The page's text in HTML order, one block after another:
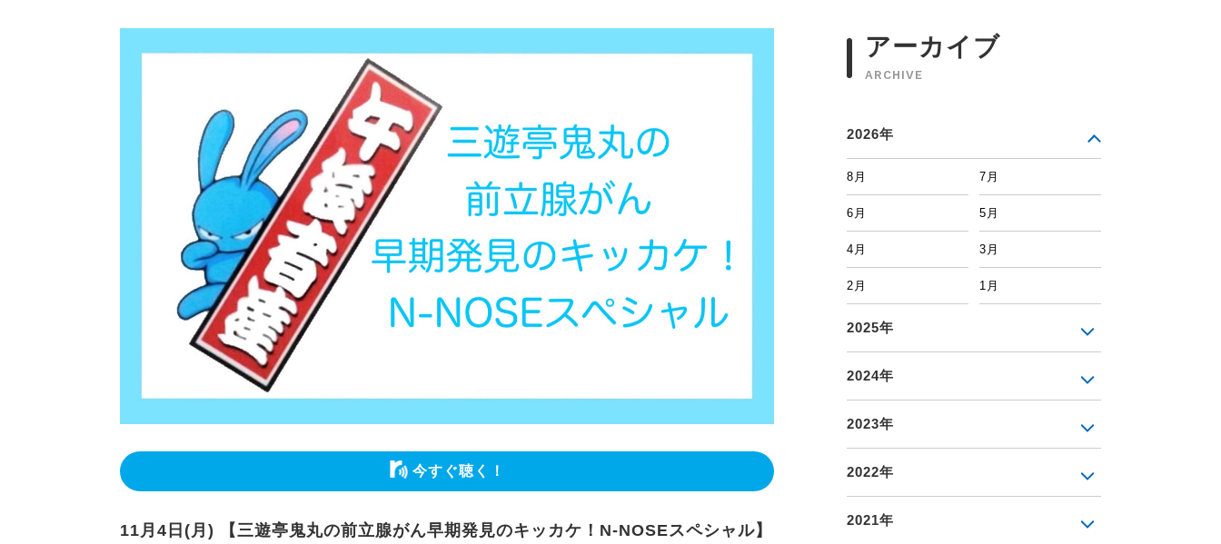
今すぐ聴く！
11月4日(月) 【三遊亭鬼丸の前立腺がん早期発見のキッカケ！N-NOSEスペシャル】
アーカイブ
ARCHIVE
2026年
8月 7月
6月 5月
4月 3月
2月 1月
2025年
2024年
2023年
2022年
2021年